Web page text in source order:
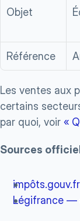
Objet
Référence
Les ventes aux
certains
par quoi, voir «
Sources
Légifrance —